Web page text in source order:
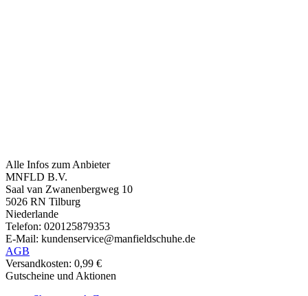
Alle Infos zum Anbieter
MNFLD B.V.
Saal van Zwanenbergweg 10
5026 RN Tilburg
Niederlande
Telefon: 020125879353
E-Mail: kundenservice@manfieldschuhe.de
AGB
Versandkosten: 0,99 €
Gutscheine und Aktionen